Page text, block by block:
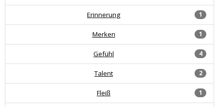
1
Erinnerung
1
Merken
4
Gefühl
2
Talent
1
Fleiß